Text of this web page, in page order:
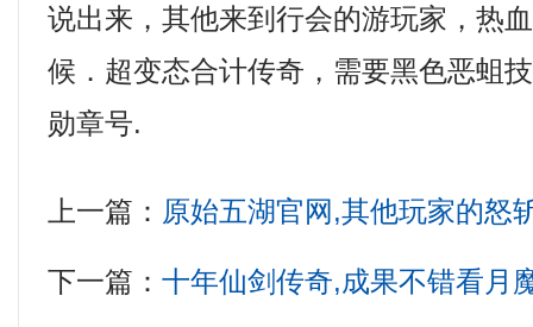
说出来，其他来到行会的游玩家，热
候．超变态合计传奇，需要黑色恶蛆
勋章号.
上一篇： 原始五湖官网,其他玩家的怒
下一篇：十年仙剑传奇,成果不错看月